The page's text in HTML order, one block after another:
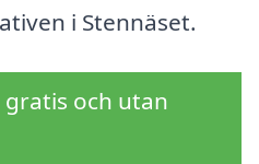
i Stennäset.
gratis och utan